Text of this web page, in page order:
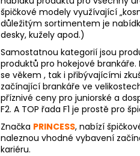
špičkové modely využívající
důležitým sortimentem je
desky, kužely apod.)
Samostatnou kategorií jsou
produktů pro hokejové
se věkem , tak i přibývajícími
začínající brankáře ve
příznivé ceny pro juniorské a
F2. A TOP řada F1 je prostě pro
Značka PRINCESS, nabízí
naleznou vhodné vybavení
kariéru.